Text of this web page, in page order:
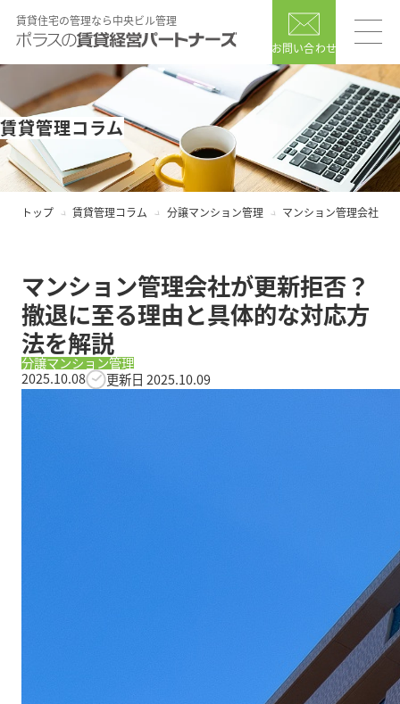
賃貸住宅の管理なら中央ビル管理
お問い合わせ
賃貸管理コラム
トップ 賃貸管理コラム 分譲マンション管理 マンション管理会社が
マンション管理会社が更新拒否？
撤退に至る理由と具体的な対応方
法を解説
分譲マンション管理
2025.10.08
更新日 2025.10.09